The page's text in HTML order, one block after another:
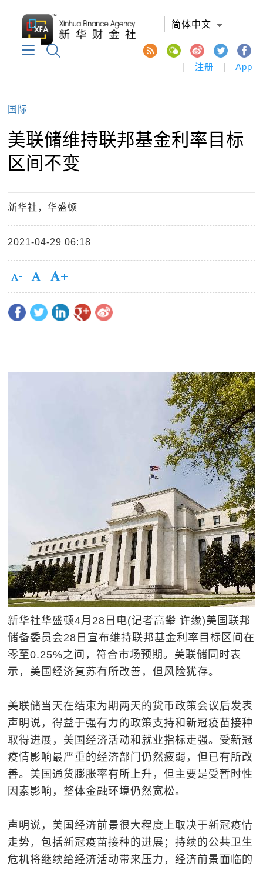
简体中文
注册 App
国际
美联储维持联邦基金利率目标
区间不变
新华社，华盛顿
2021-04-29 06:18
新华社华盛顿4月28日电(记者高攀 许缘)美国联邦
储备委员会28日宣布维持联邦基金利率目标区间在
零至0.25%之间，符合市场预期。美联储同时表
示，美国经济复苏有所改善，但风险犹存。
美联储当天在结束为期两天的货币政策会议后发表
声明说，得益于强有力的政策支持和新冠疫苗接种
取得进展，美国经济活动和就业指标走强。受新冠
疫情影响最严重的经济部门仍然疲弱，但已有所改
善。美国通货膨胀率有所上升，但主要是受暂时性
因素影响，整体金融环境仍然宽松。
声明说，美国经济前景很大程度上取决于新冠疫情
走势，包括新冠疫苗接种的进展；持续的公共卫生
危机将继续给经济活动带来压力，经济前景面临的